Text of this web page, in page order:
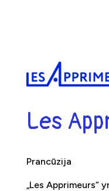
Les
Prancūzija
„Les Apprimeurs“